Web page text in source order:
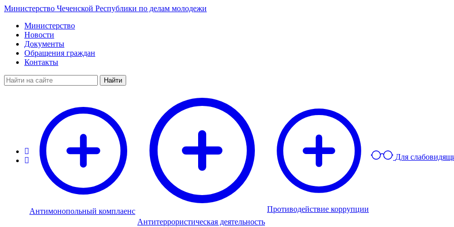
Министерство Чеченской Республики по делам молодежи
Министерство
Новости
Документы
Обращения граждан
Контакты
Найти
Антимонопольный комплаенс
Антитеррористическая деятельность
Противодействие коррупции
Для